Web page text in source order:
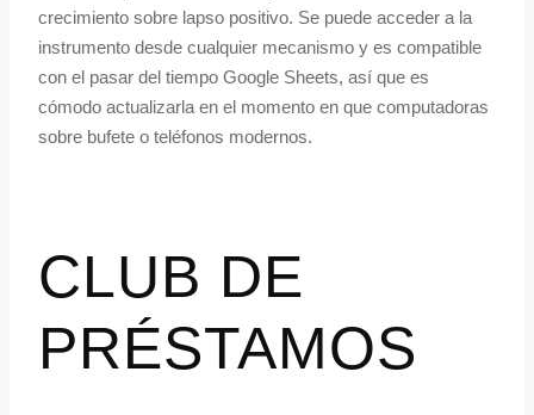
crecimiento sobre lapso positivo. Se puede acceder a la
instrumento desde cualquier mecanismo y es compatible
con el pasar del tiempo Google Sheets, así que es
cómodo actualizarla en el momento en que computadoras
sobre bufete o teléfonos modernos.
CLUB DE
PRÉSTAMOS